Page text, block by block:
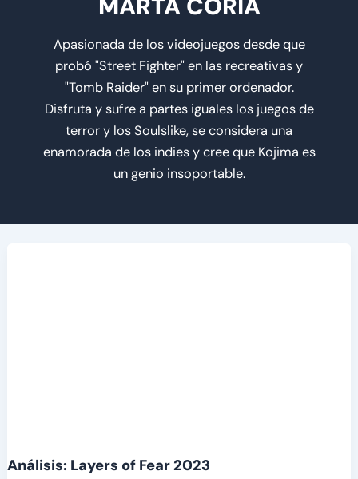
MARTA CORIA
Apasionada de los videojuegos desde que
probó "Street Fighter" en las recreativas y
"Tomb Raider" en su primer ordenador.
Disfruta y sufre a partes iguales los juegos de
terror y los Soulslike, se considera una
enamorada de los indies y cree que Kojima es
un genio insoportable.
Análisis: Layers of Fear 2023